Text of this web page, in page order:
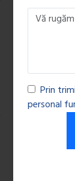
Prin
personal